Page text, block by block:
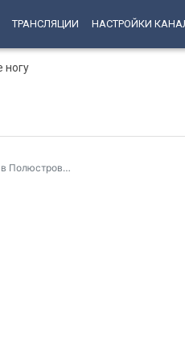
ТРАНСЛЯЦИИ НАСТРОЙКИ
ногу
парке